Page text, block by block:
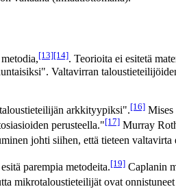
[13][14]. Teorioita ei esitetä
Valtavirran
arkkityypiksi".[16] Mises
perusteella."[17] Murray
johti siihen, että tieteen
parempia metodeita.[19] Caplanin
mikrotaloustieteilijät ovat